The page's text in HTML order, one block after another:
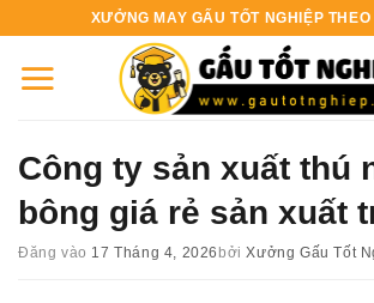
nội
XƯỞNG MAY GẤU TỐT NGHIỆP
Công ty sản xuất thú
bông giá rẻ sản xuất
Đăng vào 17 Tháng 4, 2026 bởiXưởng Gấu Tốt